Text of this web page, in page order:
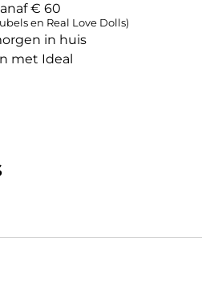
€ 60
en Real Love Dolls)
in huis
met Ideal